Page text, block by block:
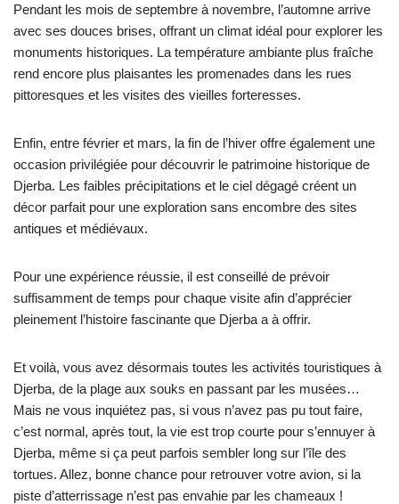
Pendant les mois de septembre à novembre, l’automne arrive
avec ses douces brises, offrant un climat idéal pour explorer les
monuments historiques. La température ambiante plus fraîche
rend encore plus plaisantes les promenades dans les rues
pittoresques et les visites des vieilles forteresses.
Enfin, entre février et mars, la fin de l’hiver offre également une
occasion privilégiée pour découvrir le patrimoine historique de
Djerba. Les faibles précipitations et le ciel dégagé créent un
décor parfait pour une exploration sans encombre des sites
antiques et médiévaux.
Pour une expérience réussie, il est conseillé de prévoir
suffisamment de temps pour chaque visite afin d’apprécier
pleinement l’histoire fascinante que Djerba a à offrir.
Et voilà, vous avez désormais toutes les activités touristiques à
Djerba, de la plage aux souks en passant par les musées…
Mais ne vous inquiétez pas, si vous n’avez pas pu tout faire,
c’est normal, après tout, la vie est trop courte pour s’ennuyer à
Djerba, même si ça peut parfois sembler long sur l’île des
tortues. Allez, bonne chance pour retrouver votre avion, si la
piste d’atterrissage n’est pas envahie par les chameaux !